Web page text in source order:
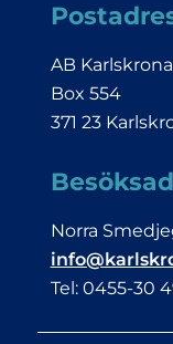
AB
Box 554
371 23
Norra
Tel: 0455-30